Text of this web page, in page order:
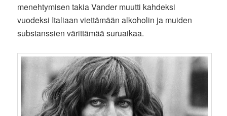
menehtymisen takia Vander muutti kahdeksi
vuodeksi Italiaan viettämään alkoholin ja muiden
substanssien värittämää suruaikaa.